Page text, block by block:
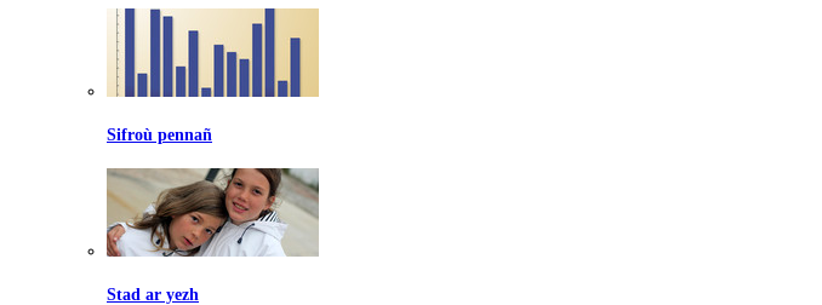
Sifroù pennañ
Stad ar yezh